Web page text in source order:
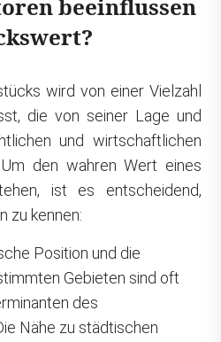
beeinflussen
wird von einer Vielzahl
die von seiner Lage und
und wirtschaftlichen
den wahren Wert eines
ist es entscheidend,
zu kennen:
Position und die
Gebieten sind oft
des
Nähe zu städtischen